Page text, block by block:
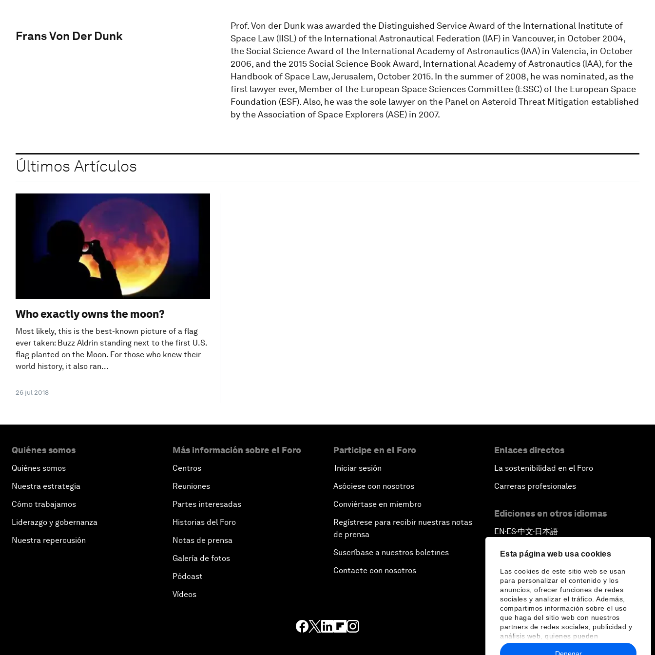
Esta página web usa cookies
Las cookies de este sitio web se usan
para personalizar el contenido y los
anuncios, ofrecer funciones de redes
sociales y analizar el tráfico. Además,
compartimos información sobre el uso
que haga del sitio web con nuestros
partners de redes sociales, publicidad y
análisis web, quienes pueden
combinarla con otra información que les
Denegar
Frans Von Der Dunk
Prof. Von der Dunk was awarded the Distinguished Service Award of the International Institute of
Space Law (IISL) of the International Astronautical Federation (IAF) in Vancouver, in October 2004,
the Social Science Award of the International Academy of Astronautics (IAA) in Valencia, in October
2006, and the 2015 Social Science Book Award, International Academy of Astronautics (IAA), for the
Handbook of Space Law, Jerusalem, October 2015. In the summer of 2008, he was nominated, as the
first lawyer ever, Member of the European Space Sciences Committee (ESSC) of the European Space
Foundation (ESF). Also, he was the sole lawyer on the Panel on Asteroid Threat Mitigation established
by the Association of Space Explorers (ASE) in 2007.
Últimos Artículos
Who exactly owns the moon?
Most likely, this is the best-known picture of a flag
ever taken: Buzz Aldrin standing next to the first U.S.
flag planted on the Moon. For those who knew their
world history, it also ran...
26 jul 2018
Quiénes somos
Quiénes somos
Nuestra estrategia
Cómo trabajamos
Liderazgo y gobernanza
Nuestra repercusión
Más información sobre el Foro
Centros
Reuniones
Partes interesadas
Historias del Foro
Notas de prensa
Galería de fotos
Pódcast
Vídeos
Participe en el Foro
Iniciar sesión
Asóciese con nosotros
Conviértase en miembro
Regístrese para recibir nuestras notas
de prensa
Suscríbase a nuestros boletines
Contacte con nosotros
Enlaces directos
La sostenibilidad en el Foro
Carreras profesionales
Ediciones en otros idiomas
EN ▪ES▪中文▪ 日本語